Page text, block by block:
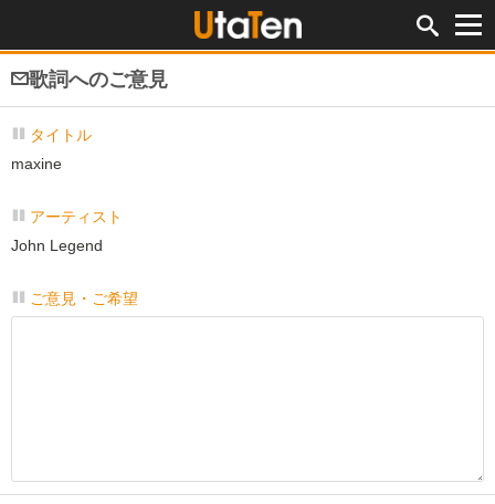
歌詞へのご意見
タイトル
maxine
アーティスト
John Legend
ご意見・ご希望